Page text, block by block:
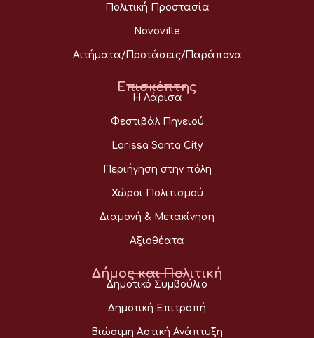
Πολιτική Προστασία
Novoville
Αιτήματα/Προτάσεις/Παράπονα
Επισκέπτης
Η Λάρισα
Φεστιβάλ Πηνειού
Larissa Santa City
Περιήγηση στην πόλη
Χώροι Πολιτισμού
Διαμονή & Μετακίνηση
Αξιοθέατα
Δήμος και Πολιτική
Δημοτικό Συμβούλιο
Δημοτική Επιτροπή
Βιώσιμη Αστική Ανάπτυξη